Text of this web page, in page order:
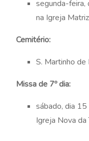
segunda-feira,
na Igreja
Cemitério:
S. Martinho de
Missa de 7º dia:
sábado, dia
Igreja Nova da